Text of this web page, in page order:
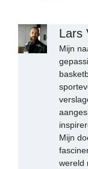
Lars
Mijn
Mijn
wereld